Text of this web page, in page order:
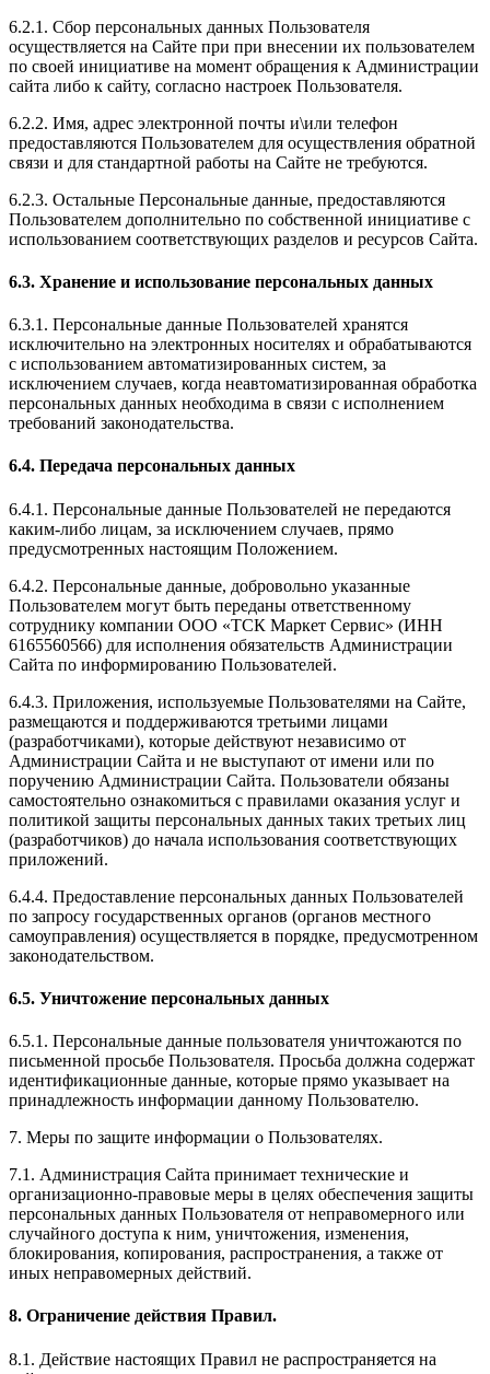
6.2.1. Сбор персональных данных Пользователя
осуществляется на Сайте при при внесении их пользователем
по своей инициативе на момент обращения к Администрации
сайта либо к сайту, согласно настроек Пользователя.
6.2.2. Имя, адрес электронной почты и\или телефон
предоставляются Пользователем для осуществления обратной
связи и для стандартной работы на Сайте не требуются.
6.2.3. Остальные Персональные данные, предоставляются
Пользователем дополнительно по собственной инициативе с
использованием соответствующих разделов и ресурсов Сайта.
6.3. Хранение и использование персональных данных
6.3.1. Персональные данные Пользователей хранятся
исключительно на электронных носителях и обрабатываются
с использованием автоматизированных систем, за
исключением случаев, когда неавтоматизированная обработка
персональных данных необходима в связи с исполнением
требований законодательства.
6.4. Передача персональных данных
6.4.1. Персональные данные Пользователей не передаются
каким-либо лицам, за исключением случаев, прямо
предусмотренных настоящим Положением.
6.4.2. Персональные данные, добровольно указанные
Пользователем могут быть переданы ответственному
сотруднику компании ООО «ТСК Маркет Сервис» (ИНН
6165560566) для исполнения обязательств Администрации
Сайта по информированию Пользователей.
6.4.3. Приложения, используемые Пользователями на Сайте,
размещаются и поддерживаются третьими лицами
(разработчиками), которые действуют независимо от
Администрации Сайта и не выступают от имени или по
поручению Администрации Сайта. Пользователи обязаны
самостоятельно ознакомиться с правилами оказания услуг и
политикой защиты персональных данных таких третьих лиц
(разработчиков) до начала использования соответствующих
приложений.
6.4.4. Предоставление персональных данных Пользователей
по запросу государственных органов (органов местного
самоуправления) осуществляется в порядке, предусмотренном
законодательством.
6.5. Уничтожение персональных данных
6.5.1. Персональные данные пользователя уничтожаются по
письменной просьбе Пользователя. Просьба должна содержат
идентификационные данные, которые прямо указывает на
принадлежность информации данному Пользователю.
7. Меры по защите информации о Пользователях.
7.1. Администрация Сайта принимает технические и
организационно-правовые меры в целях обеспечения защиты
персональных данных Пользователя от неправомерного или
случайного доступа к ним, уничтожения, изменения,
блокирования, копирования, распространения, а также от
иных неправомерных действий.
8. Ограничение действия Правил.
8.1. Действие настоящих Правил не распространяется на